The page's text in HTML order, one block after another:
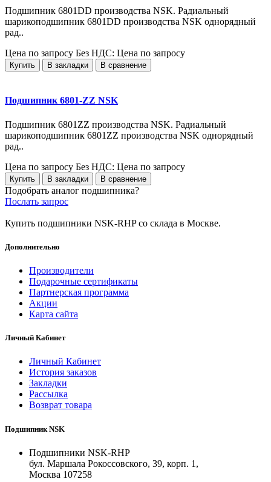
Подшипник 6801DD производства NSK. Радиальный
шарикоподшипник 6801DD производства NSK однорядный
рад..
Цена по запросу Без НДС: Цена по запросу
Купить В закладки В сравнение
Подшипник 6801-ZZ NSK
Подшипник 6801ZZ производства NSK. Радиальный
шарикоподшипник 6801ZZ производства NSK однорядный
рад..
Цена по запросу Без НДС: Цена по запросу
Купить В закладки В сравнение
Подобрать аналог подшипника?
Послать запрос
Купить подшипники NSK-RHP со склада в Москве.
Дополнительно
Производители
Подарочные сертификаты
Партнерская программа
Акции
Карта сайта
Личный Кабинет
Личный Кабинет
История заказов
Закладки
Рассылка
Возврат товара
Подшипник NSK
Подшипники NSK-RHP
бул. Маршала Рокоссовского, 39, корп. 1,
Москва 107258